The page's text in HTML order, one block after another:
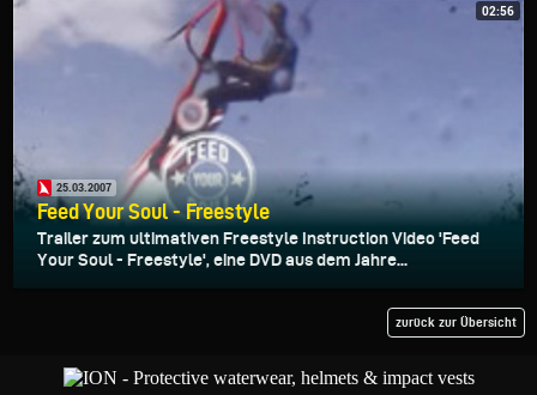
02:56
25.03.2007
Feed Your Soul - Freestyle
Trailer zum ultimativen Freestyle Instruction Video 'Feed
Your Soul - Freestyle', eine DVD aus dem Jahre...
zurück zur Übersicht